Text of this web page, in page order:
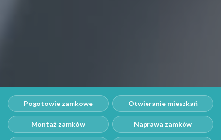
Pogotowie zamkowe Otwieranie mieszkań
Montaż zamków Naprawa zamków